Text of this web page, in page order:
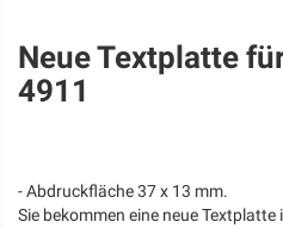
Neue Textplatte
4911
- Abdruckfläche 37 x 13 mm.
Sie bekommen eine neue Textplatte